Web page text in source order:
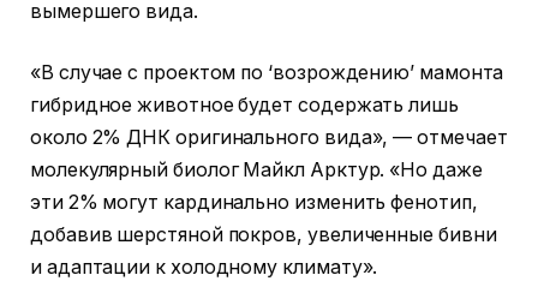
вымершего вида.
«В случае с проектом по ‘возрождению’ мамонта
гибридное животное будет содержать лишь
около 2% ДНК оригинального вида», — отмечает
молекулярный биолог Майкл Арктур. «Но даже
эти 2% могут кардинально изменить фенотип,
добавив шерстяной покров, увеличенные бивни
и адаптации к холодному климату».